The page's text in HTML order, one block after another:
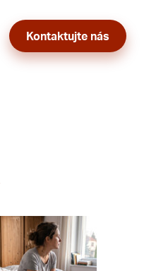
Kontaktujte nás